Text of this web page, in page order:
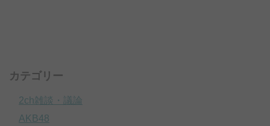
カテゴリー
2ch雑談・議論
AKB48